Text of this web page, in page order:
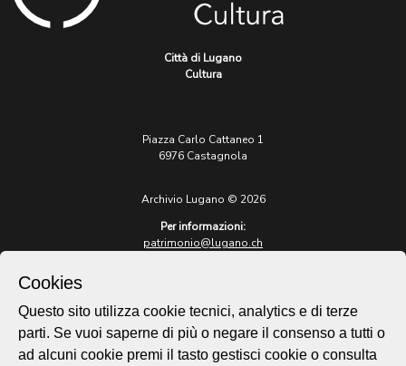
Città di Lugano
Cultura
Piazza Carlo Cattaneo 1
6976 Castagnola
Archivio Lugano © 2026
Per informazioni:
patrimonio@lugano.ch
lugano.ch
Cookie policy
Cookies
Questo sito utilizza cookie tecnici, analytics e di terze
parti. Se vuoi saperne di più o negare il consenso a tutti o
ad alcuni cookie premi il tasto gestisci cookie o consulta